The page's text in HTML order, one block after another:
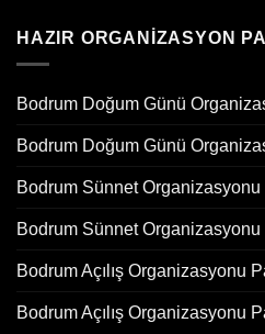
HAZIR ORGANIZASYON
Bodrum Doğum Günü
Bodrum Doğum Günü
Bodrum Sünnet
Bodrum Sünnet Organizasyonu
Bodrum Açılış Organizasyonu
Bodrum Açılış Organizasyonu